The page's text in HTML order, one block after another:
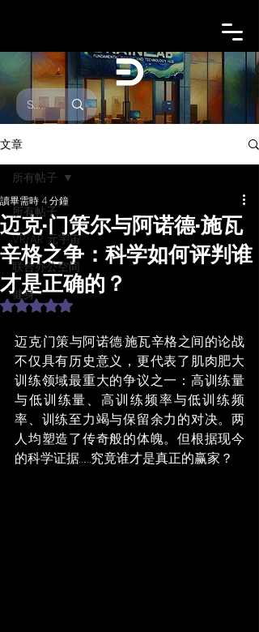
文章
所有帖子
VR/AR 元宇宙
联合办公空间
健身
所有帖子
迈克·门策尔与阿诺德·施瓦
辛格之争：科学如何评判谁
才是正确的？
讀畢需時 4 分鐘
評等為 NaN（最高為 5 顆星）。
迈克·门策与阿诺德·施瓦辛格之间的论战
不仅具有历史意义，更代表了肌肉肥大
训练领域最重大的争议之一：高训练量
与低训练量、高训练频率与低训练频
率、训练至力竭与保留余力的对决。两
人均塑造了传奇般的体魄。但根据现今
的科学证据……究竟谁才是真正的赢家？